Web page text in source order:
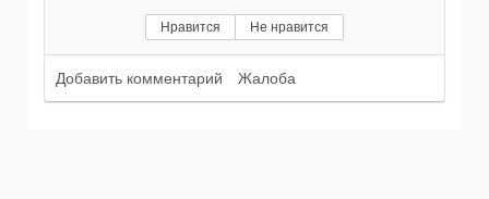
Нравится Не нравится
Добавить комментарий Жалоба